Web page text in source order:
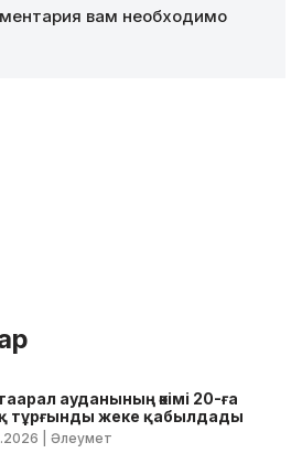
вам необходимо
ауданының әкімі 20-ға
тұрғынды жеке қабылдады
| Әлеумет